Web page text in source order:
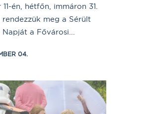
én, hétfőn, immáron 31.
meg a Sérült
Napját a Fővárosi...
04.